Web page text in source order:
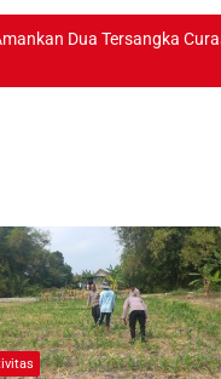
Dua Tersangka